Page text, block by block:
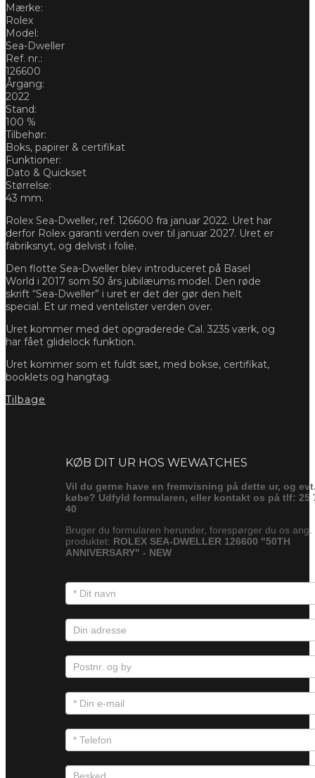
Mærke:
Rolex
Model:
Sea-Dweller
Ref. nr.:
126600
Årgang:
2022
Stand:
100 %
Tilbehør:
Boks, papirer & certifikat
Funktioner:
Dato & Quickset
Størrelse:
43 mm.
Rolex Sea-Dweller, ref. 126600 fra januar 2022. Uret har
derfor Rolex garanti verden over til januar 2027. Uret er
fabriksnyt, og delvist i folie.
Den flotte Sea-Dweller blev introduceret på Basel
World i 2017 som 50 års jubilæums model. Den røde
skrift “Sea-Dweller” i uret er det der gør den helt
special. Et ur med ventelister verden over.
Uret kommer med det opgraderede Cal. 3235 værk, og
har fået glidelock funktion.
Uret kommer som et fuldt sæt, med bokse, certifikat,
booklets og hangtag.
Tilbage
KØB DIT UR HOS WEWATCHES
Vil du gerne have en fremvisning på dette ur, og
købe? Udfyld formularen, eller kontakt os på tlf: 25
40
Bruger du formularen herunder, forespørger du os ang.
produktet: ROLEX SEA-DWELLER 126600 "50TH
ANNIVERSARY" - NEW